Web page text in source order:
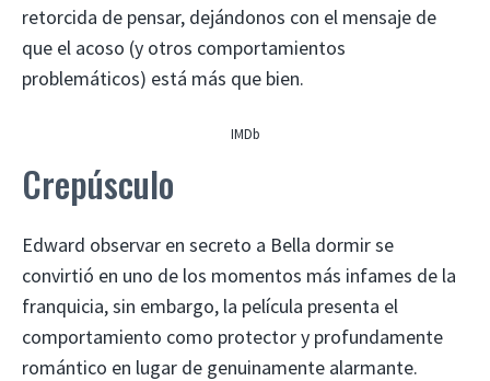
retorcida de pensar, dejándonos con el mensaje de
que el acoso (y otros comportamientos
problemáticos) está más que bien.
IMDb
Crepúsculo
Edward observar en secreto a Bella dormir se
convirtió en uno de los momentos más infames de la
franquicia, sin embargo, la película presenta el
comportamiento como protector y profundamente
romántico en lugar de genuinamente alarmante.